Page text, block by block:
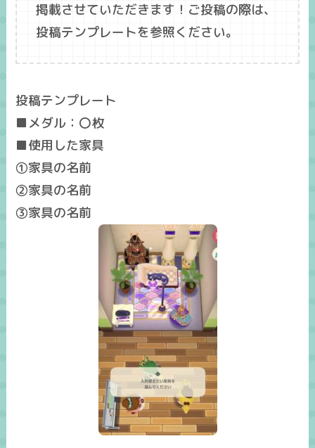
掲載させていただきます！ご投稿の際は、
投稿テンプレートを参照ください。
投稿テンプレート
■メダル：〇枚
■使用した家具
①家具の名前
②家具の名前
③家具の名前